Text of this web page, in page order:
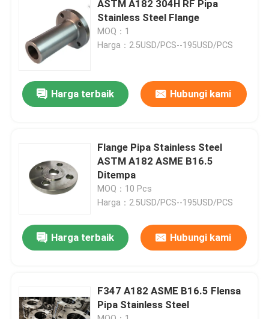
Tentang kami
Tur Pabrik
Company News
alat kelengkapan pipa stainless steel
flensa pipa stainless steel
tee pipa stainless steel
ASTM A182 304H RF Pipa
Stainless Steel Flange
MOQ：1
Harga：2.5USD/PCS--195USD/PCS
Harga terbaik Hubungi kami
Flange Pipa Stainless Steel
ASTM A182 ASME B16.5
Ditempa
MOQ：10 Pcs
Harga：2.5USD/PCS--195USD/PCS
Harga terbaik Hubungi kami
F347 A182 ASME B16.5 Flensa
Pipa Stainless Steel